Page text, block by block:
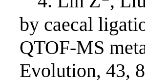
by caecal
QTOF-MS
Evolution, 43,